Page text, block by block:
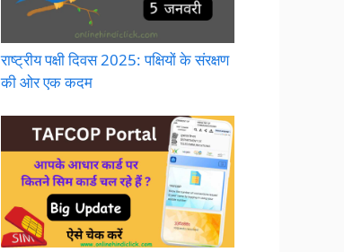
राष्ट्रीय पक्षी दिवस 2025: पक्षियों के संरक्षण
की ओर एक कदम